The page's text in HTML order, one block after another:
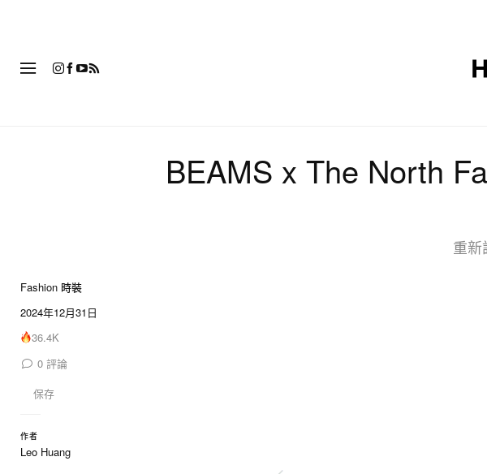
BEAMS x The North
重新
Fashion 時裝
2024年12月31日
36.4K
0 評論
保存
作者
Leo Huang